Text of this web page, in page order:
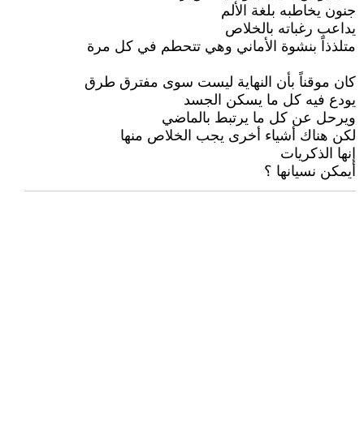
جنون يخاطبه بلغة الألم
يداعب رغباته بالخلاص
متلذذاً بنشوة الأماني وهي تتحطم في كل مرة
كان موقناً بأن النهاية ليست سوى مفترق طرق
يودع فيه كل ما يسكن الجسد
ويرحل عن كل ما يرتبط بالماضي
لكن هناك أشياء أخرى يجب الخلاص منها
إنها الذكريات
أيمكن نسيانها ؟